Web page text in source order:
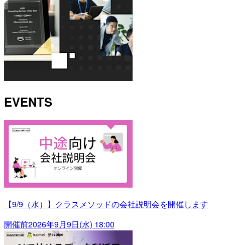
EVENTS
【9/9（水）】クラスメソッドの会社説明会を開催します
開催前2026年9月9日(水) 18:00